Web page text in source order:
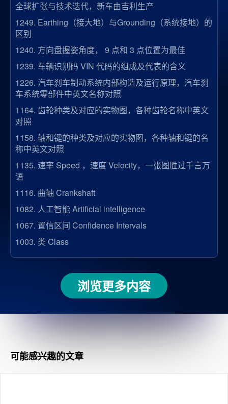
全球扩张与技术迭代，新车由吉利生产
1249. Earthing（接大地）与Grounding（系统接地）的
区别
1240. 方向盘握姿角度， 9 点和 3 点位置为最佳
1239. 车辆识别码 VIN 代码的组成及代表的含义
1226. 汽车刹车制动系统内部构造及运行原理，汽车刹
车系统零部件中英文名称对照
1164. 齿轮种类及对应的实物图，各种齿轮名称中英文
对照
1158. 轴和键的种类及对应的实物图，各种轴和键的名
称中英文对照
1135. 速率 Speed ，速度 Velocity，一张图胜过千言万
语
1116. 曲轴 Crankshaft
1082. 人工智能 Artificial intelligence
1067. 置信区间 Confidence Intervals
1003. 类 Class
浏览更多内容
可能感兴趣的文章